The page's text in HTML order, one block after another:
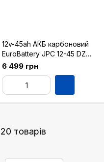
12v-45ah АКБ карбоновий
EuroBattery JPC 12-45 DZM
(12в 45Аг)
6 499 грн
товарів